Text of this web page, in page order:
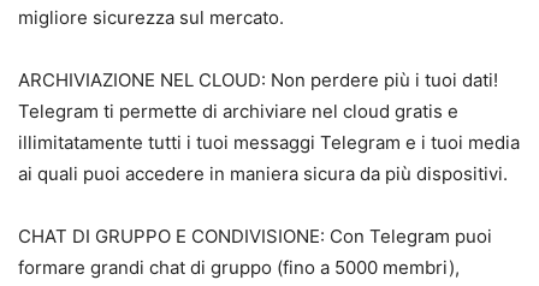
migliore sicurezza sul mercato.
ARCHIVIAZIONE NEL CLOUD: Non perdere più i tuoi dati!
Telegram ti permette di archiviare nel cloud gratis e
illimitatamente tutti i tuoi messaggi Telegram e i tuoi media
ai quali puoi accedere in maniera sicura da più dispositivi.
CHAT DI GRUPPO E CONDIVISIONE: Con Telegram puoi
formare grandi chat di gruppo (fino a 5000 membri),